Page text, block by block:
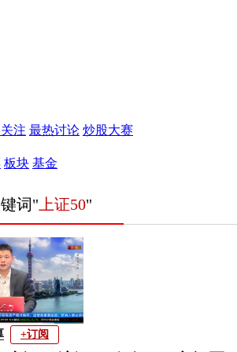
注 最热讨论 炒股大赛
板块 基金
词" 上证50"
+订阅